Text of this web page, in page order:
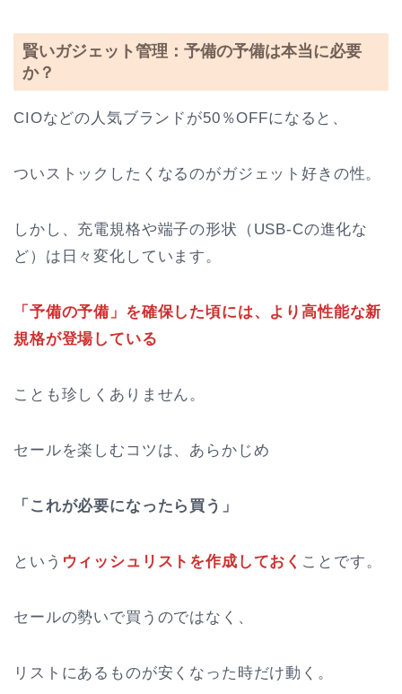
賢いガジェット管理：予備の予備は本当に必要
か？
CIOなどの人気ブランドが50％OFFになると、
ついストックしたくなるのがガジェット好きの性。
しかし、充電規格や端子の形状（USB-Cの進化な
ど）は日々変化しています。
「予備の予備」を確保した頃には、より高性能な新
規格が登場している
ことも珍しくありません。
セールを楽しむコツは、あらかじめ
「これが必要になったら買う」
という ウィッシュリストを作成しておく ことです。
セールの勢いで買うのではなく、
リストにあるものが安くなった時だけ動く。